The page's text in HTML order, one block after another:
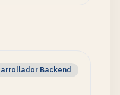
Backend